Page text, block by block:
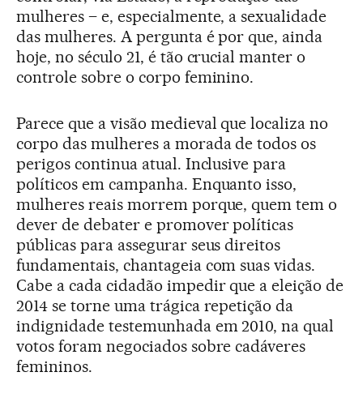
mulheres – e, especialmente, a sexualidade
das mulheres. A pergunta é por que, ainda
hoje, no século 21, é tão crucial manter o
controle sobre o corpo feminino.
Parece que a visão medieval que localiza no
corpo das mulheres a morada de todos os
perigos continua atual. Inclusive para
políticos em campanha. Enquanto isso,
mulheres reais morrem porque, quem tem o
dever de debater e promover políticas
públicas para assegurar seus direitos
fundamentais, chantageia com suas vidas.
Cabe a cada cidadão impedir que a eleição de
2014 se torne uma trágica repetição da
indignidade testemunhada em 2010, na qual
votos foram negociados sobre cadáveres
femininos.